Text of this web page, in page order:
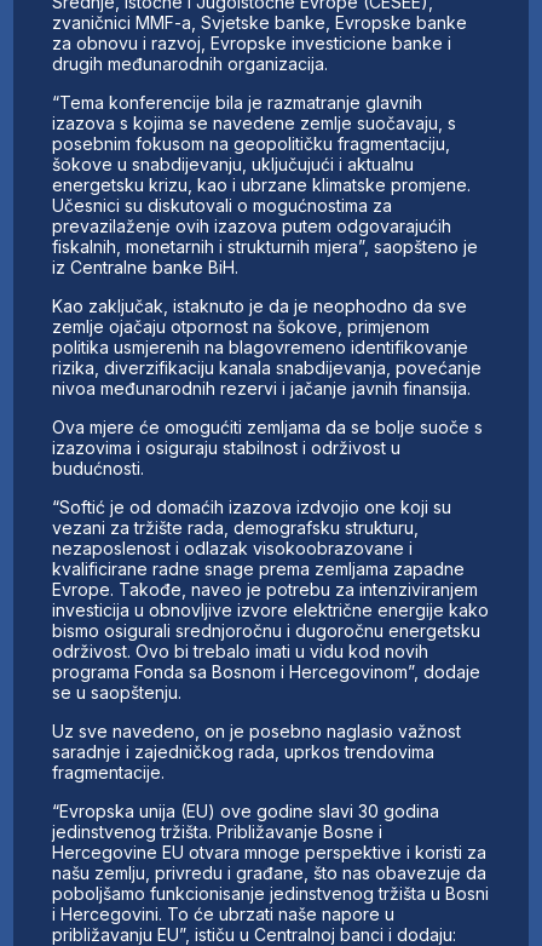
zvaničnici MMF-a, Svjetske banke, Evropske banke
za obnovu i razvoj, Evropske investicione banke i
drugih međunarodnih organizacija.
“Tema konferencije bila je razmatranje glavnih
izazova s kojima se navedene zemlje suočavaju, s
posebnim fokusom na geopolitičku fragmentaciju,
šokove u snabdijevanju, uključujući i aktualnu
energetsku krizu, kao i ubrzane klimatske promjene.
Učesnici su diskutovali o mogućnostima za
prevazilaženje ovih izazova putem odgovarajućih
fiskalnih, monetarnih i strukturnih mjera”, saopšteno je
iz Centralne banke BiH.
Kao zaključak, istaknuto je da je neophodno da sve
zemlje ojačaju otpornost na šokove, primjenom
politika usmjerenih na blagovremeno identifikovanje
rizika, diverzifikaciju kanala snabdijevanja, povećanje
nivoa međunarodnih rezervi i jačanje javnih finansija.
Ova mjere će omogućiti zemljama da se bolje suoče s
izazovima i osiguraju stabilnost i održivost u
budućnosti.
“Softić je od domaćih izazova izdvojio one koji su
vezani za tržište rada, demografsku strukturu,
nezaposlenost i odlazak visokoobrazovane i
kvalificirane radne snage prema zemljama zapadne
Evrope. Takođe, naveo je potrebu za intenziviranjem
investicija u obnovljive izvore električne energije kako
bismo osigurali srednjoročnu i dugoročnu energetsku
održivost. Ovo bi trebalo imati u vidu kod novih
programa Fonda sa Bosnom i Hercegovinom”, dodaje
se u saopštenju.
Uz sve navedeno, on je posebno naglasio važnost
saradnje i zajedničkog rada, uprkos trendovima
fragmentacije.
“Evropska unija (EU) ove godine slavi 30 godina
jedinstvenog tržišta. Približavanje Bosne i
Hercegovine EU otvara mnoge perspektive i koristi za
našu zemlju, privredu i građane, što nas obavezuje da
poboljšamo funkcionisanje jedinstvenog tržišta u Bosni
i Hercegovini. To će ubrzati naše napore u
približavanju EU”, ističu u Centralnoj banci i dodaju: